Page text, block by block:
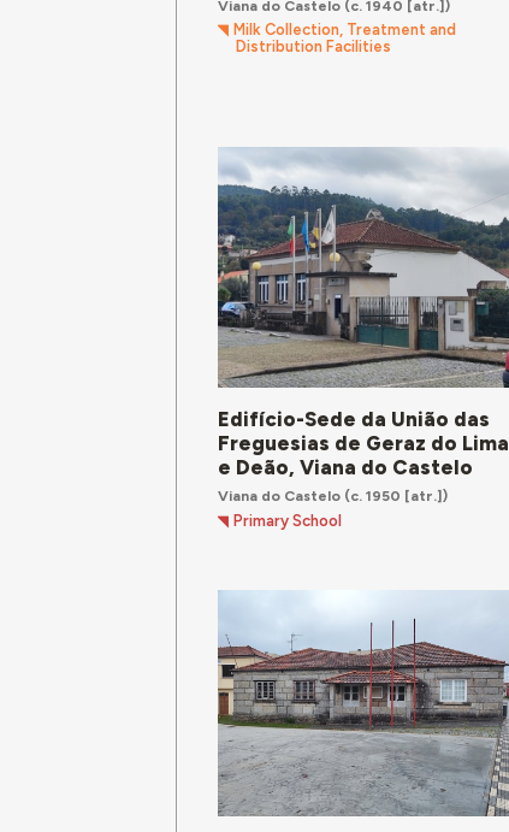
Viana do Castelo (c. 1940 [atr.])
Milk Collection, Treatment and
Distribution Facilities
Edifício-Sede da União das
Freguesias de Geraz do Lima
e Deão, Viana do Castelo
Viana do Castelo (c. 1950 [atr.])
Primary School